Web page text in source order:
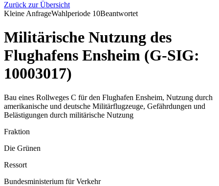
Zurück zur Übersicht
Kleine AnfrageWahlperiode 10Beantwortet
Militärische Nutzung des
Flughafens Ensheim (G-SIG:
10003017)
Bau eines Rollweges C für den Flughafen Ensheim, Nutzung durch
amerikanische und deutsche Militärflugzeuge, Gefährdungen und
Belästigungen durch militärische Nutzung
Fraktion
Die Grünen
Ressort
Bundesministerium für Verkehr